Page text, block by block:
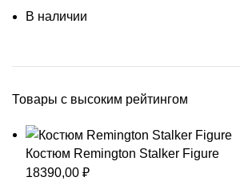
В наличии
Товары с высоким рейтингом
Костюм Remington Stalker Figure
18390,00 ₽